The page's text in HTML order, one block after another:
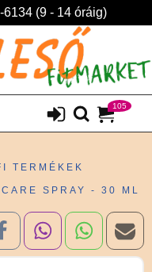
(9 - 14 óráig)
105
TERMÉKEK
SPRAY - 30 ML